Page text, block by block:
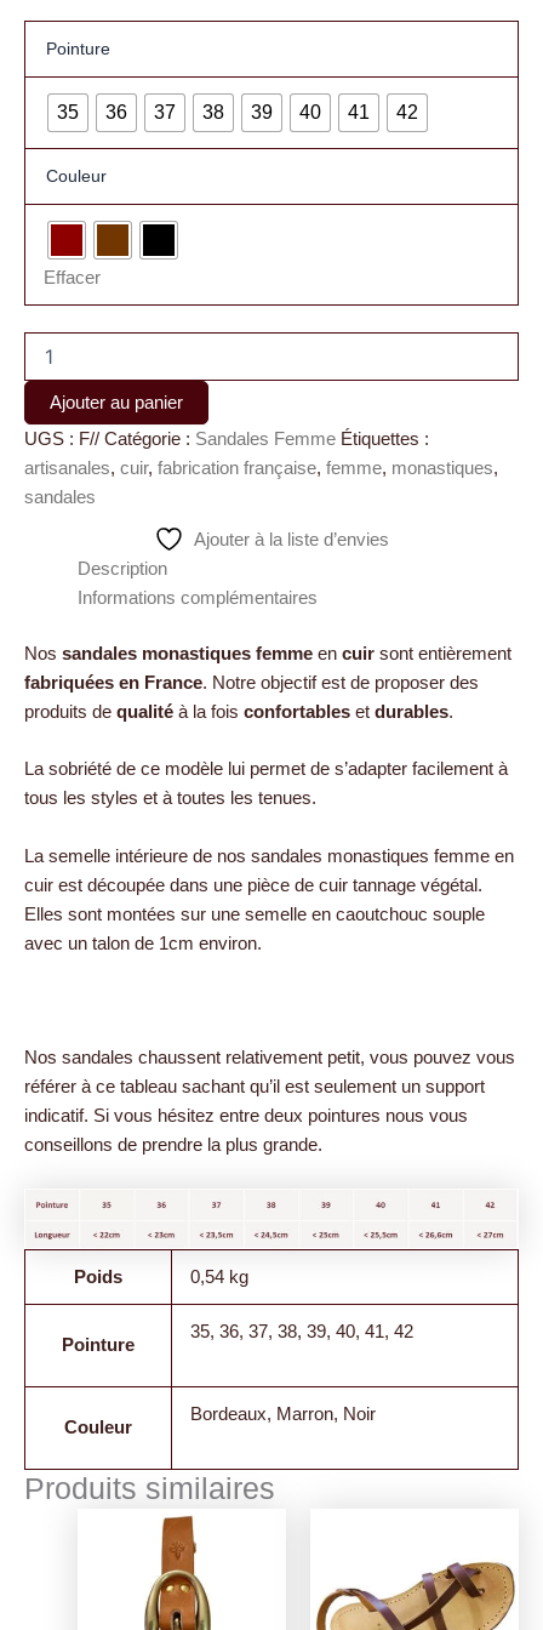
Pointure
35 36 37 38 39 40 41 42
Couleur
Effacer
Ajouter au panier
UGS : F// Catégorie : Sandales Femme Étiquettes :
artisanales, cuir, fabrication française, femme, monastiques,
sandales
Ajouter à la liste d’envies
Description
Informations complémentaires
Nos sandales monastiques femme en cuir sont entièrement
fabriquées en France. Notre objectif est de proposer des
produits de qualité à la fois confortables et durables.
La sobriété de ce modèle lui permet de s’adapter facilement à
tous les styles et à toutes les tenues.
La semelle intérieure de nos sandales monastiques femme en
cuir est découpée dans une pièce de cuir tannage végétal.
Elles sont montées sur une semelle en caoutchouc souple
avec un talon de 1cm environ.
Nos sandales chaussent relativement petit, vous pouvez vous
référer à ce tableau sachant qu’il est seulement un support
indicatif. Si vous hésitez entre deux pointures nous vous
conseillons de prendre la plus grande.
Poids 0,54 kg
Pointure
35, 36, 37, 38, 39, 40, 41, 42
Couleur
Bordeaux, Marron, Noir
Produits similaires
Ce
produit
a
plusieurs
plusieurs